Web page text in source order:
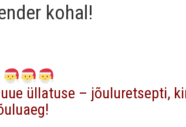
kohal!
üllatuse – jõuluretsepti,